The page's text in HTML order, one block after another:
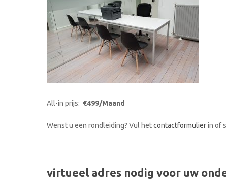
All-in prijs: €499/Maand
Wenst u een rondleiding? Vul hetcontactformulierin of
virtueel adres nodig voor uw